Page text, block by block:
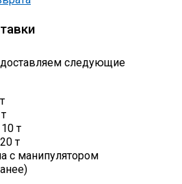
следующие
т
т
с манипулятором